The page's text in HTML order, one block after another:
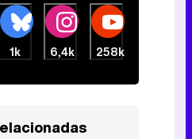
1k 6,4k 258k